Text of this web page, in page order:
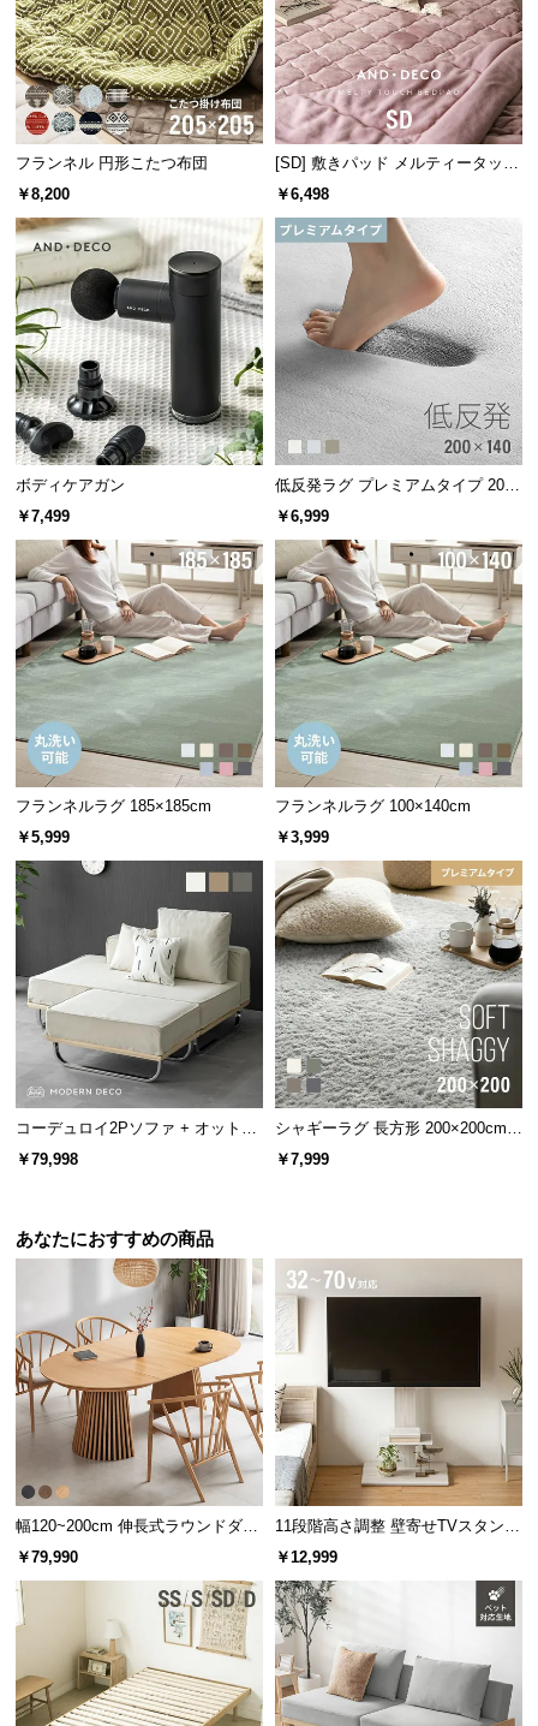
お
客
様
ポ
ー
ト
お
知
ら
せ
企
業
情
報
エコテックス®認証とは
有害物質の影響を無くすことを目的として、繊維
製品の製造工程や原料に適用される国際的な試
験・認証システム。環境や働く人に配慮した生産
体制であるかも厳しくチェックされる、人にも地
球にも優しい繊維製品である証です。
洗濯機で丸洗いOK
自宅で洗濯ができるため、清潔さとボリューム感を
キープできます。
洗濯時に若干色落ち・色移りする場合がございま
すのでご注意ください。
カラーバリエーション
フランネル 円形こたつ布団
￥8,200
[SD] 敷きパッド メルティータッチ
マイクロファイバー
￥6,498
ボディケアガン
￥7,499
低反発ラグ プレミアムタイプ 200×
140cm
￥6,999
フランネルラグ 185×185cm
￥5,999
フランネルラグ 100×140cm
￥3,999
コーデュロイ2Pソファ + オットマ
ン
￥79,998
シャギーラグ 長方形 200×200cm
洗える 防音 防ダニ 抗菌防臭 滑り
￥7,999
あなたにおすすめの商品
幅120~200cm 伸長式ラウンドダイ
ニングテーブル 6人掛け 天然木突
板 美しい格子デザイン
￥79,990
11段階高さ調整 壁寄せTVスタンド
キャスター付き 上下左右角度調節
￥12,999